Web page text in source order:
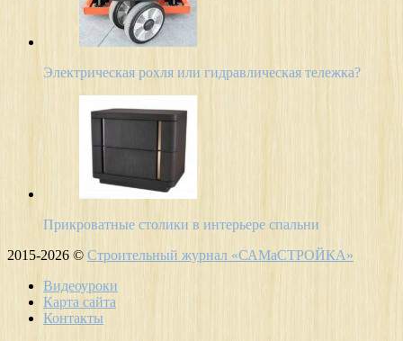
Электрическая рохля или гидравлическая тележка?
Прикроватные столики в интерьере спальни
2015-2026 © Строительный журнал «САМаСТРОЙКА»
Видеоуроки
Карта сайта
Контакты